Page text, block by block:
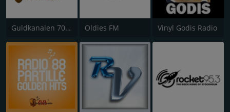
Guldkanalen 70-tal Oldies FM Vinyl Godis Radio